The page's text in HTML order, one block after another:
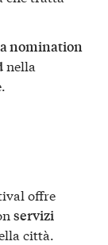
nomination
nella
offre
servizi
città.